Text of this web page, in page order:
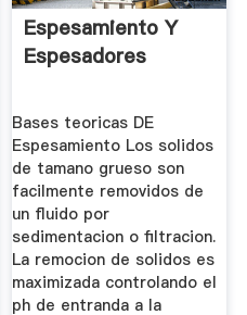
Espesamiento Y
Espesadores
Bases teoricas DE
Espesamiento Los solidos
de tamano grueso son
facilmente removidos de
un fluido por
sedimentacion o filtracion.
La remocion de solidos es
maximizada controlando el
ph de entranda a la